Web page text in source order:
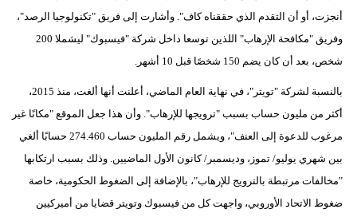
أنجزت، أو أن التقدم الذي حققناه كاف". وأشارت إلى فريق "تكنولوجيا الرصد"،
وفريق "مكافحة الإرهاب" اللذين توسعا داخل شركة "فيسبوك" ليشملا 200
شخص، بعد أن كان يضم 150 شخصًا قبل 10 أشهر.
بالنسبة لشركة "تويتر"، في نهاية العام الماضي، أعلنت أنها ألغت، منذ 2015،
أكثر من مليون حساب بسبب "ترويجها للإرهاب". وأن هذا جعل الموقع "مكانًا غير
مرغوب للدعوة إلى العنف"، ويشمل رقم المليون حساب 274.460 حسابًا ألغي
بين شهري يوليو/ تموز، وديسمبر/ كانون الأول الماضيين. وذلك بسبب ارتكابها
"مخالفات مرتبطة بالترويج للإرهاب"، بالإضافة إلى الضغوط الحكومية، خاصة
ضغوط الاتحاد الأوروبي، واجهت كل من فيسبوك وتويتر قضايا من أميركيين